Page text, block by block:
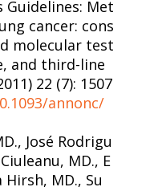
Guidelines: Met
cancer: cons
molecular test
and third-line
22 (7): 1507
annonc/
José Rodrigu
MD., E
MD., Su